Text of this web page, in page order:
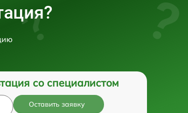
со специалистом
Оставить заявку